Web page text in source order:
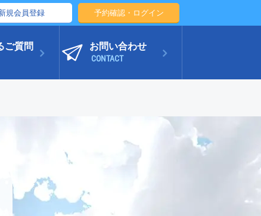
規会員登録 予約確認・ログイン
ご質問 お問い合わせ
CONTACT